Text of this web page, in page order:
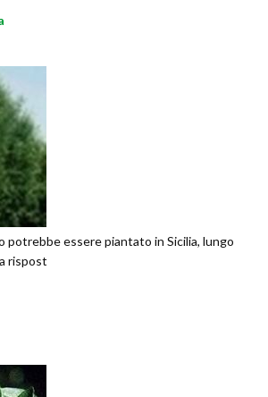
potrebbe essere piantato in Sicilia, lungo
rispost